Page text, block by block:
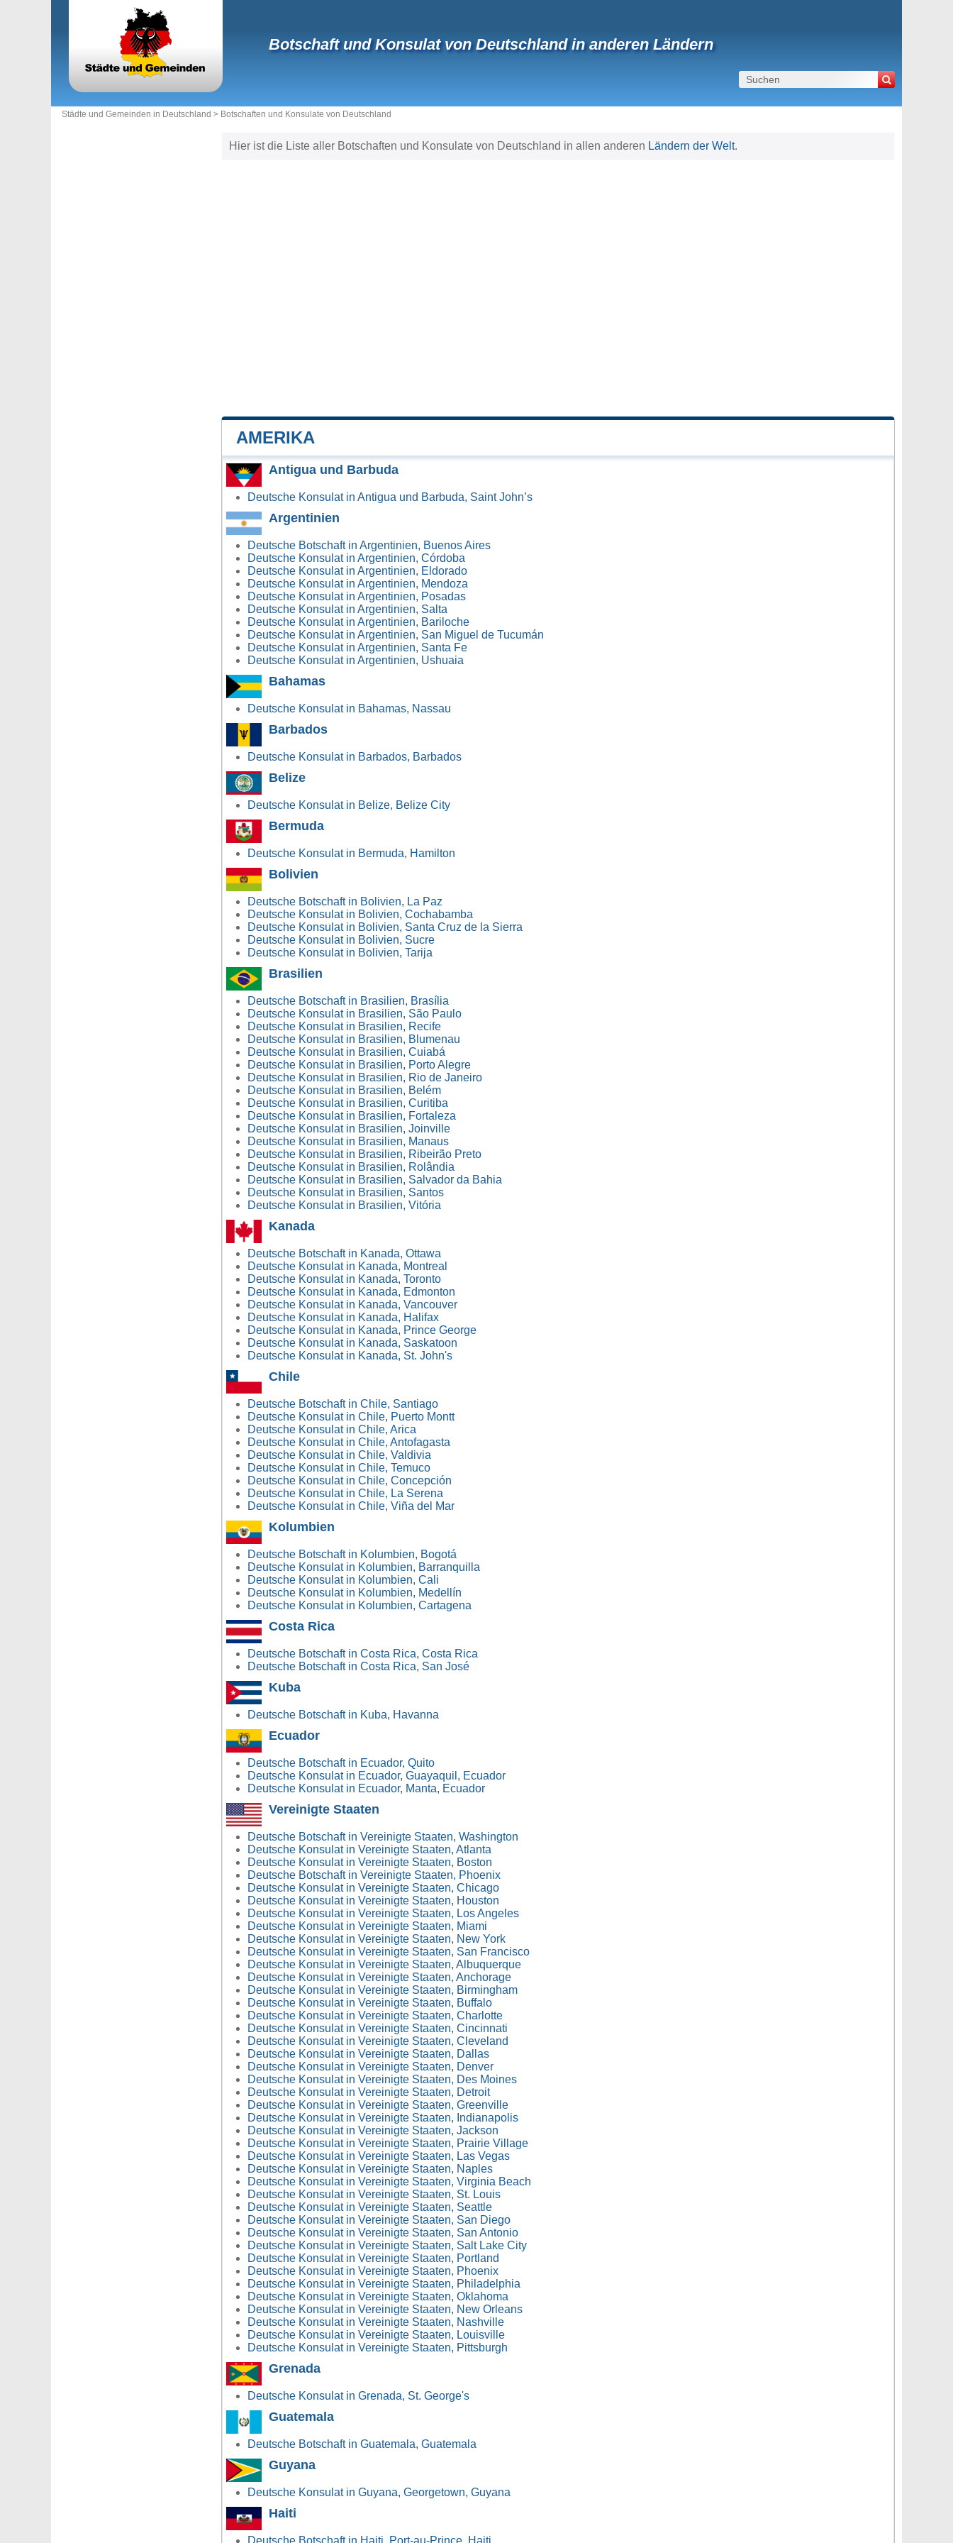
Botschaft und Konsulat von Deutschland in anderen Ländern
Städte und Gemeinden in Deutschland > Botschaften und Konsulate von Deutschland
Hier ist die Liste aller Botschaften und Konsulate von Deutschland in allen anderen Ländern der Welt.
AMERIKA
Antigua und Barbuda
Deutsche Konsulat in Antigua und Barbuda, Saint John’s
Argentinien
Deutsche Botschaft in Argentinien, Buenos Aires
Deutsche Konsulat in Argentinien, Córdoba
Deutsche Konsulat in Argentinien, Eldorado
Deutsche Konsulat in Argentinien, Mendoza
Deutsche Konsulat in Argentinien, Posadas
Deutsche Konsulat in Argentinien, Salta
Deutsche Konsulat in Argentinien, Bariloche
Deutsche Konsulat in Argentinien, San Miguel de Tucumán
Deutsche Konsulat in Argentinien, Santa Fe
Deutsche Konsulat in Argentinien, Ushuaia
Bahamas
Deutsche Konsulat in Bahamas, Nassau
Barbados
Deutsche Konsulat in Barbados, Barbados
Belize
Deutsche Konsulat in Belize, Belize City
Bermuda
Deutsche Konsulat in Bermuda, Hamilton
Bolivien
Deutsche Botschaft in Bolivien, La Paz
Deutsche Konsulat in Bolivien, Cochabamba
Deutsche Konsulat in Bolivien, Santa Cruz de la Sierra
Deutsche Konsulat in Bolivien, Sucre
Deutsche Konsulat in Bolivien, Tarija
Brasilien
Deutsche Botschaft in Brasilien, Brasília
Deutsche Konsulat in Brasilien, São Paulo
Deutsche Konsulat in Brasilien, Recife
Deutsche Konsulat in Brasilien, Blumenau
Deutsche Konsulat in Brasilien, Cuiabá
Deutsche Konsulat in Brasilien, Porto Alegre
Deutsche Konsulat in Brasilien, Rio de Janeiro
Deutsche Konsulat in Brasilien, Belém
Deutsche Konsulat in Brasilien, Curitiba
Deutsche Konsulat in Brasilien, Fortaleza
Deutsche Konsulat in Brasilien, Joinville
Deutsche Konsulat in Brasilien, Manaus
Deutsche Konsulat in Brasilien, Ribeirão Preto
Deutsche Konsulat in Brasilien, Rolândia
Deutsche Konsulat in Brasilien, Salvador da Bahia
Deutsche Konsulat in Brasilien, Santos
Deutsche Konsulat in Brasilien, Vitória
Kanada
Deutsche Botschaft in Kanada, Ottawa
Deutsche Konsulat in Kanada, Montreal
Deutsche Konsulat in Kanada, Toronto
Deutsche Konsulat in Kanada, Edmonton
Deutsche Konsulat in Kanada, Vancouver
Deutsche Konsulat in Kanada, Halifax
Deutsche Konsulat in Kanada, Prince George
Deutsche Konsulat in Kanada, Saskatoon
Deutsche Konsulat in Kanada, St. John's
Chile
Deutsche Botschaft in Chile, Santiago
Deutsche Konsulat in Chile, Puerto Montt
Deutsche Konsulat in Chile, Arica
Deutsche Konsulat in Chile, Antofagasta
Deutsche Konsulat in Chile, Valdivia
Deutsche Konsulat in Chile, Temuco
Deutsche Konsulat in Chile, Concepción
Deutsche Konsulat in Chile, La Serena
Deutsche Konsulat in Chile, Viña del Mar
Kolumbien
Deutsche Botschaft in Kolumbien, Bogotá
Deutsche Konsulat in Kolumbien, Barranquilla
Deutsche Konsulat in Kolumbien, Cali
Deutsche Konsulat in Kolumbien, Medellín
Deutsche Konsulat in Kolumbien, Cartagena
Costa Rica
Deutsche Botschaft in Costa Rica, Costa Rica
Deutsche Botschaft in Costa Rica, San José
Kuba
Deutsche Botschaft in Kuba, Havanna
Ecuador
Deutsche Botschaft in Ecuador, Quito
Deutsche Konsulat in Ecuador, Guayaquil, Ecuador
Deutsche Konsulat in Ecuador, Manta, Ecuador
Vereinigte Staaten
Deutsche Botschaft in Vereinigte Staaten, Washington
Deutsche Konsulat in Vereinigte Staaten, Atlanta
Deutsche Konsulat in Vereinigte Staaten, Boston
Deutsche Botschaft in Vereinigte Staaten, Phoenix
Deutsche Konsulat in Vereinigte Staaten, Chicago
Deutsche Konsulat in Vereinigte Staaten, Houston
Deutsche Konsulat in Vereinigte Staaten, Los Angeles
Deutsche Konsulat in Vereinigte Staaten, Miami
Deutsche Konsulat in Vereinigte Staaten, New York
Deutsche Konsulat in Vereinigte Staaten, San Francisco
Deutsche Konsulat in Vereinigte Staaten, Albuquerque
Deutsche Konsulat in Vereinigte Staaten, Anchorage
Deutsche Konsulat in Vereinigte Staaten, Birmingham
Deutsche Konsulat in Vereinigte Staaten, Buffalo
Deutsche Konsulat in Vereinigte Staaten, Charlotte
Deutsche Konsulat in Vereinigte Staaten, Cincinnati
Deutsche Konsulat in Vereinigte Staaten, Cleveland
Deutsche Konsulat in Vereinigte Staaten, Dallas
Deutsche Konsulat in Vereinigte Staaten, Denver
Deutsche Konsulat in Vereinigte Staaten, Des Moines
Deutsche Konsulat in Vereinigte Staaten, Detroit
Deutsche Konsulat in Vereinigte Staaten, Greenville
Deutsche Konsulat in Vereinigte Staaten, Indianapolis
Deutsche Konsulat in Vereinigte Staaten, Jackson
Deutsche Konsulat in Vereinigte Staaten, Prairie Village
Deutsche Konsulat in Vereinigte Staaten, Las Vegas
Deutsche Konsulat in Vereinigte Staaten, Naples
Deutsche Konsulat in Vereinigte Staaten, Virginia Beach
Deutsche Konsulat in Vereinigte Staaten, St. Louis
Deutsche Konsulat in Vereinigte Staaten, Seattle
Deutsche Konsulat in Vereinigte Staaten, San Diego
Deutsche Konsulat in Vereinigte Staaten, San Antonio
Deutsche Konsulat in Vereinigte Staaten, Salt Lake City
Deutsche Konsulat in Vereinigte Staaten, Portland
Deutsche Konsulat in Vereinigte Staaten, Phoenix
Deutsche Konsulat in Vereinigte Staaten, Philadelphia
Deutsche Konsulat in Vereinigte Staaten, Oklahoma
Deutsche Konsulat in Vereinigte Staaten, New Orleans
Deutsche Konsulat in Vereinigte Staaten, Nashville
Deutsche Konsulat in Vereinigte Staaten, Louisville
Deutsche Konsulat in Vereinigte Staaten, Pittsburgh
Grenada
Deutsche Konsulat in Grenada, St. George's
Guatemala
Deutsche Botschaft in Guatemala, Guatemala
Guyana
Deutsche Konsulat in Guyana, Georgetown, Guyana
Haiti
Deutsche Botschaft in Haiti, Port-au-Prince, Haiti